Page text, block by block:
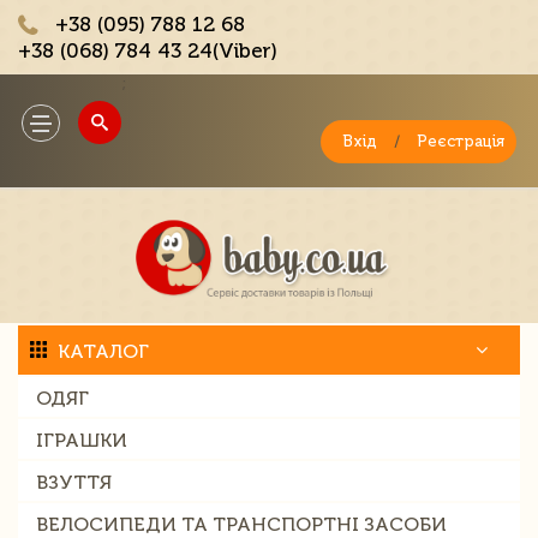
+38 (095) 788 12 68
+38 (068) 784 43 24(Viber)
Toggle
navigation
Вхід / Реєстрація
КАТАЛОГ
ОДЯГ
ІГРАШКИ
ВЗУТТЯ
ВЕЛОСИПЕДИ ТА ТРАНСПОРТНІ ЗАСОБИ